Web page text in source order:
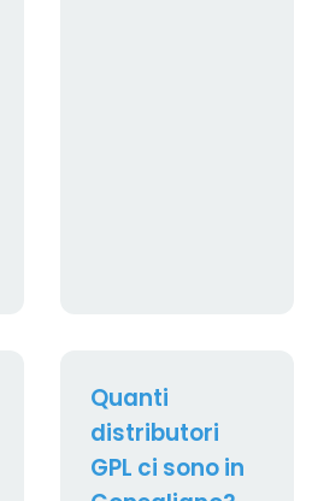
Quanti
distributori
GPL ci sono in